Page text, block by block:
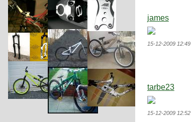
james
15-12-2009 12:49
tarbe23
15-12-2009 12:52